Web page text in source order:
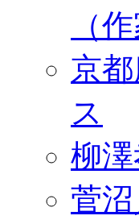
（
京
ス
柳
菅